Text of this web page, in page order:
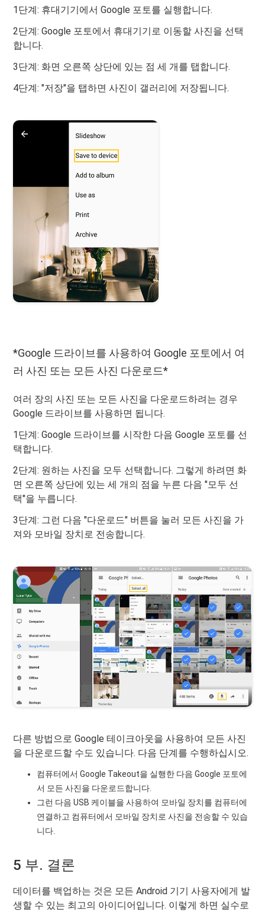
1단계: 휴대기기에서 Google 포토를 실행합니다.
2단계: Google 포토에서 휴대기기로 이동할 사진을 선택
합니다.
3단계: 화면 오른쪽 상단에 있는 점 세 개를 탭합니다.
4단계: "저장"을 탭하면 사진이 갤러리에 저장됩니다.
*Google 드라이브를 사용하여 Google 포토에서 여
러 사진 또는 모든 사진 다운로드*
여러 장의 사진 또는 모든 사진을 다운로드하려는 경우
Google 드라이브를 사용하면 됩니다.
1단계: Google 드라이브를 시작한 다음 Google 포토를 선
택합니다.
2단계: 원하는 사진을 모두 선택합니다. 그렇게 하려면 화
면 오른쪽 상단에 있는 세 개의 점을 누른 다음 "모두 선
택"을 누릅니다.
3단계: 그런 다음 "다운로드" 버튼을 눌러 모든 사진을 가
져와 모바일 장치로 전송합니다.
다른 방법으로 Google 테이크아웃을 사용하여 모든 사진
을 다운로드할 수도 있습니다. 다음 단계를 수행하십시오.
컴퓨터에서 Google Takeout을 실행한 다음 Google 포토에
서 모든 사진을 다운로드합니다.
그런 다음 USB 케이블을 사용하여 모바일 장치를 컴퓨터에
연결하고 컴퓨터에서 모바일 장치로 사진을 전송할 수 있습
니다.
5 부. 결론
데이터를 백업하는 것은 모든 Android 기기 사용자에게 발
생할 수 있는 최고의 아이디어입니다. 이렇게 하면 실수로